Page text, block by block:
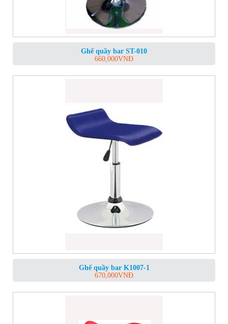
Ghế quầy bar ST-010
660,000VNĐ
Ghế quầy bar K1007-1
670,000VNĐ